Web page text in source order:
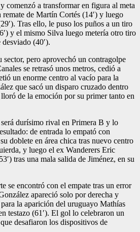
comenzó a transformar en figura al meta
de Martín Cortés (14′) y luego
Tras ello, le puso los puños a un tiro
y el mismo Silva luego metería otro tiro
(40′).
sector, pero aprovechó un contragolpe
se retrasó unos metros, cedió a
un enorme centro al vacío para la
que sacó un disparo cruzado dentro
de la emoción por su primer tanto en
durísimo rival en Primera B y lo
de entrada lo empató con
doblete en área chica tras nuevo centro
y luego el ex Wanderers Eric
tras una mala salida de Jiménez, en su
se encontró con el empate tras un error
apareció solo por derecha y
la aparición del uruguayo Mathías
testazo (61′). El gol lo celebraron un
desafiaron los dispositivos de